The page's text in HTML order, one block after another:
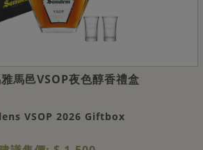
馬邑VSOP夜色醇香禮盒
VSOP 2026 Giftbox